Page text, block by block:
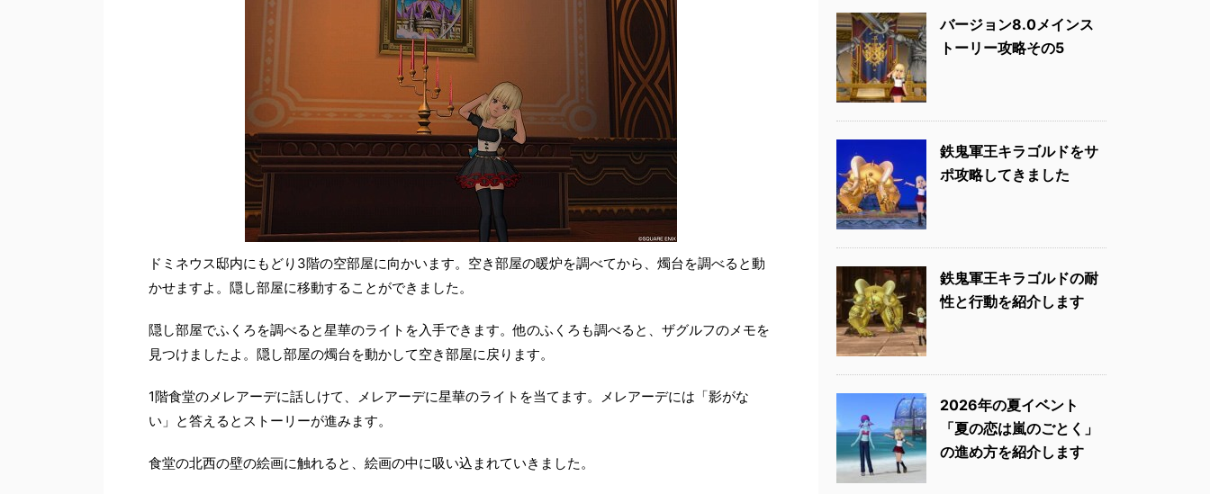
ドミネウス邸内にもどり3階の空部屋に向かいます。空き部屋の暖炉を調べてから、燭台を調べると動
かせますよ。隠し部屋に移動することができました。
隠し部屋でふくろを調べると星華のライトを入手できます。他のふくろも調べると、ザグルフのメモを
見つけましたよ。隠し部屋の燭台を動かして空き部屋に戻ります。
1階食堂のメレアーデに話しけて、メレアーデに星華のライトを当てます。メレアーデには「影がな
い」と答えるとストーリーが進みます。
食堂の北西の壁の絵画に触れると、絵画の中に吸い込まれていきました。
バージョン8.0メインス
トーリー攻略その5
鉄鬼軍王キラゴルドをサ
ポ攻略してきました
鉄鬼軍王キラゴルドの耐
性と行動を紹介します
2026年の夏イベント
「夏の恋は嵐のごとく」
の進め方を紹介します